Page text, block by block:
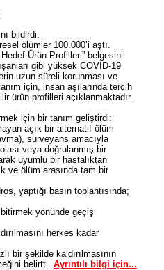
bildirdi.
ölümler 100.000’i aştı.
Ürün Profilleri” belgesini
gibi yüksek COVID-19
uzun süreli korunması ve
için, insan aşılarında tercih
ürün profilleri açıklanmaktadır.
için bir tanım geliştirdi:
açık bir alternatif ölüm
sürveyans amacıyla
veya doğrulanmış bir
uyumlu bir hastalıktan
ve ölüm arasında tam bir
yaptığı basın toplantısında;
bitirmek yönünde geçiş
herkes kadar
bir şekilde kaldırılmasının
belirtti. Ayrıntılı bilgi için...